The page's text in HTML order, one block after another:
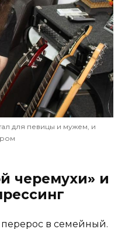
для певицы и мужем, и
черемухи» и
в семейный.